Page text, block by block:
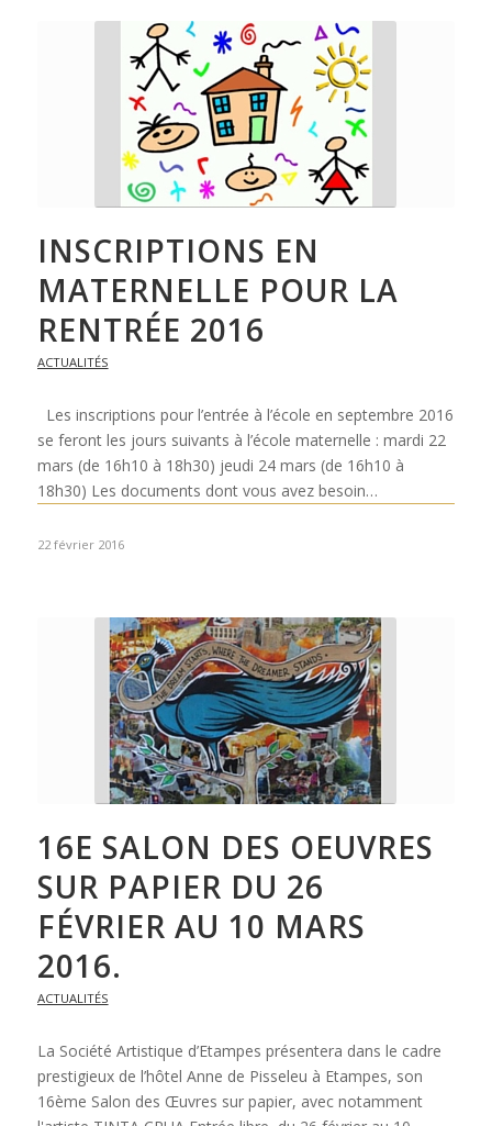
INSCRIPTIONS EN
MATERNELLE POUR LA
RENTRÉE 2016
ACTUALITÉS
Les inscriptions pour l’entrée à l’école en septembre 2016
se feront les jours suivants à l’école maternelle : mardi 22
mars (de 16h10 à 18h30) jeudi 24 mars (de 16h10 à
18h30) Les documents dont vous avez besoin…
22 février 2016
16E SALON DES OEUVRES
SUR PAPIER DU 26
FÉVRIER AU 10 MARS
2016.
ACTUALITÉS
La Société Artistique d’Etampes présentera dans le cadre
prestigieux de l’hôtel Anne de Pisseleu à Etampes, son
16ème Salon des Œuvres sur papier, avec notamment